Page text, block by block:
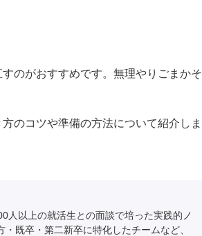
のがおすすめです。無理やりごまかそ
のコツや準備の方法について紹介しま
人以上の就活生との面談で培った実践的ノ
既卒・第二新卒に特化したチームなど、